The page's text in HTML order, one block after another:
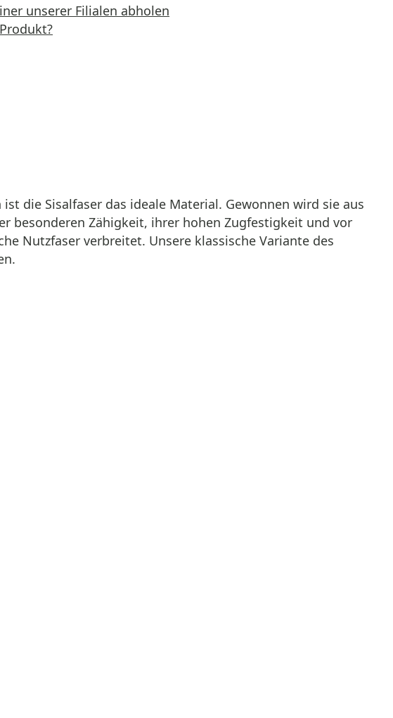
unserer Filialen abholen
die Sisalfaser das ideale Material. Gewonnen wird sie aus
besonderen Zähigkeit, ihrer hohen Zugfestigkeit und vor
Nutzfaser verbreitet. Unsere klassische Variante des